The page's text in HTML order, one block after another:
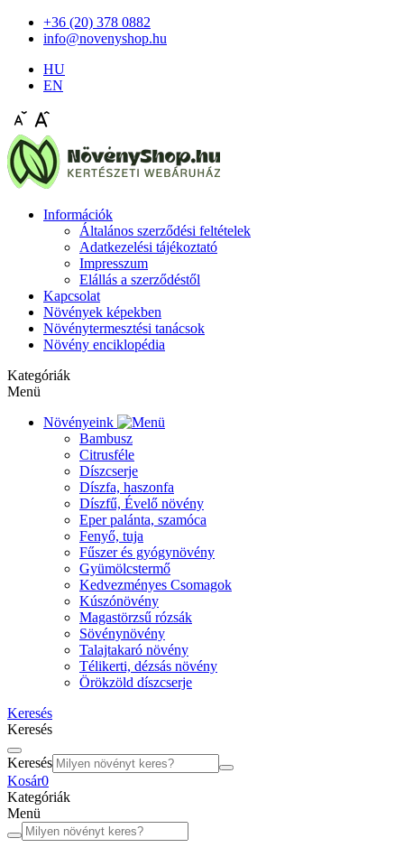
+36 (20) 378 0882
info@novenyshop.hu
HU
EN
Információk
Általános szerződési feltételek
Adatkezelési tájékoztató
Impresszum
Elállás a szerződéstől
Kapcsolat
Növények képekben
Növénytermesztési tanácsok
Növény enciklopédia
Kategóriák
Menü
Növényeink
Bambusz
Citrusféle
Díszcserje
Díszfa, haszonfa
Díszfű, Évelő növény
Eper palánta, szamóca
Fenyő, tuja
Fűszer és gyógynövény
Gyümölcstermő
Kedvezményes Csomagok
Kúszónövény
Magastörzsű rózsák
Sövénynövény
Talajtakaró növény
Télikerti, dézsás növény
Örökzöld díszcserje
Keresés
Keresés
Keresés
Kosár0
Kategóriák
Menü